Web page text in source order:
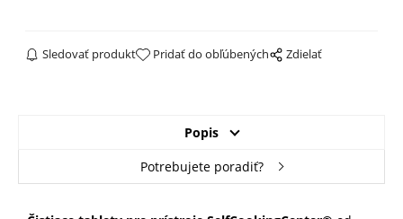
Sledovať produkt Pridať do obľúbených Zdielať
Popis
Potrebujete poradiť?